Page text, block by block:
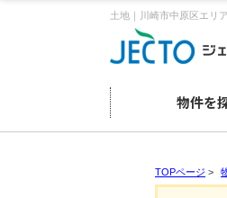
土地｜川崎市中原区エリ
物件を
TOPページ >